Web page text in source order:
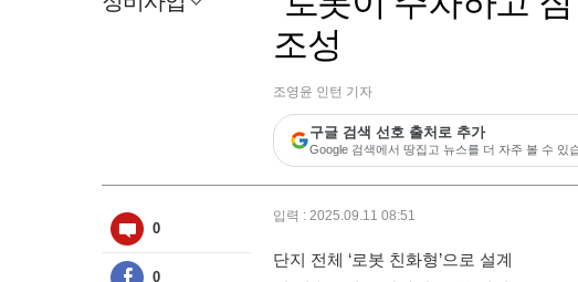
조성
조영윤 인턴 기자
구글 검색 선호 출처로 추가
Google 검색에서 땅집고 뉴스를 더 자주 볼 수 있
0
0
입력 : 2025.09.11 08:51
단지 전체 ‘로봇 친화형’으로 설계